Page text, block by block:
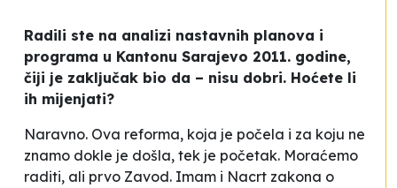
Radili ste na analizi nastavnih planova i
programa u Kantonu Sarajevo 2011. godine,
čiji je zaključak bio da – nisu dobri. Hoćete li
ih mijenjati?
Naravno. Ova reforma, koja je počela i za koju ne
znamo dokle je došla, tek je početak. Moraćemo
raditi, ali prvo Zavod. Imam i Nacrt zakona o